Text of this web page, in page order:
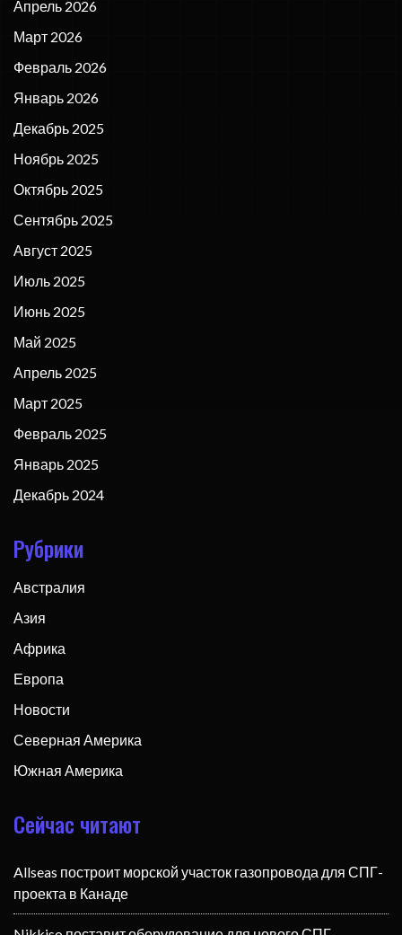
Апрель 2026
Март 2026
Февраль 2026
Январь 2026
Декабрь 2025
Ноябрь 2025
Октябрь 2025
Сентябрь 2025
Август 2025
Июль 2025
Июнь 2025
Май 2025
Апрель 2025
Март 2025
Февраль 2025
Январь 2025
Декабрь 2024
Рубрики
Австралия
Азия
Африка
Европа
Новости
Северная Америка
Южная Америка
Сейчас читают
Allseas построит морской участок газопровода для СПГ-
проекта в Канаде